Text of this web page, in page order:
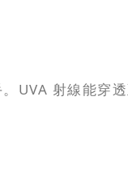
UVA 射線能穿